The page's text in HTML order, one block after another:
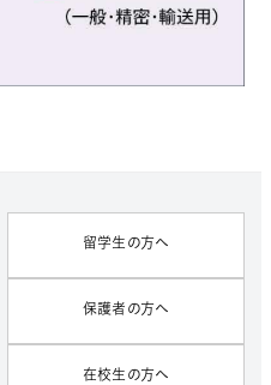
留学生の方へ
保護者の方へ
在校生の方へ